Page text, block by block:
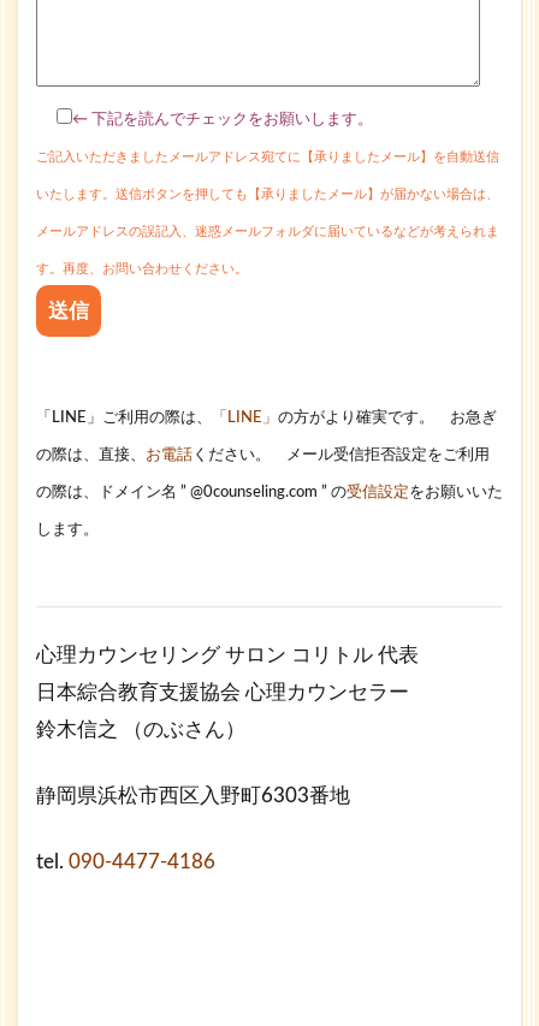
← 下記を読んでチェックをお願いします。
ご記入いただきましたメールアドレス宛てに【承りましたメール】を自動送信
いたします。送信ボタンを押しても【承りましたメール】が届かない場合は、
メールアドレスの誤記入、迷惑メールフォルダに届いているなどが考えられま
す。再度、お問い合わせください。
「LINE」ご利用の際は、 「LINE」 の方がより確実です。 お急ぎ
の際は、直接、 お電話 ください。 メール受信拒否設定をご利用
の際は、ドメイン名 ” @0counseling.com ” の受信設定をお願いいた
します。
心理カウンセリング サロン コリトル 代表
日本綜合教育支援協会 心理カウンセラー
鈴木信之 （のぶさん）
静岡県浜松市西区入野町6303番地
tel. 090-4477-4186